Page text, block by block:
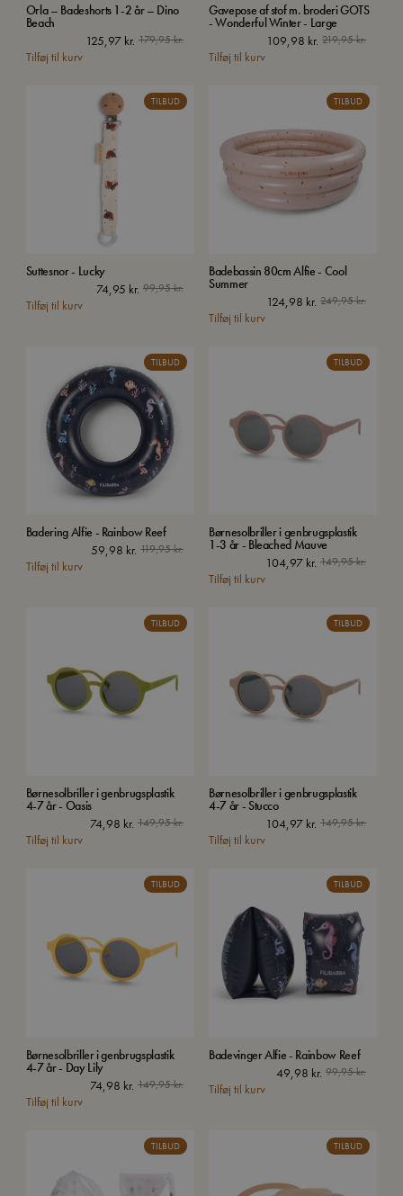
Orla – Badeshorts 1-2 år – Dino
Beach
179,95kr.
125,97 kr.
Tilføj til kurv
Gavepose af stof m. broderi GOTS
- Wonderful Winter - Large
219,95kr.
109,98 kr.
Tilføj til kurv
TILBUD
Suttesnor - Lucky
99,95kr.
74,95 kr.
Tilføj til kurv
TILBUD
Badebassin 80cm Alfie - Cool
Summer
249,95kr.
124,98 kr.
Tilføj til kurv
TILBUD
Badering Alfie - Rainbow Reef
119,95kr.
59,98 kr.
Tilføj til kurv
TILBUD
Børnesolbriller i genbrugsplastik
1-3 år - Bleached Mauve
149,95kr.
104,97 kr.
Tilføj til kurv
TILBUD
Børnesolbriller i genbrugsplastik
4-7 år - Oasis
149,95kr.
74,98 kr.
Tilføj til kurv
TILBUD
Børnesolbriller i genbrugsplastik
4-7 år - Stucco
149,95kr.
104,97 kr.
Tilføj til kurv
TILBUD
Børnesolbriller i genbrugsplastik
4-7 år - Day Lily
149,95kr.
74,98 kr.
Tilføj til kurv
TILBUD
Badevinger Alfie - Rainbow Reef
99,95kr.
49,98 kr.
Tilføj til kurv
TILBUD TILBUD